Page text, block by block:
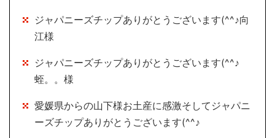
ジャパニーズチップありがとうございます(^^♪向
江様
ジャパニーズチップありがとうございます(^^♪
蛭。。様
愛媛県からの山下様お土産に感激そしてジャパニ
ーズチップありがとうございます(^^♪